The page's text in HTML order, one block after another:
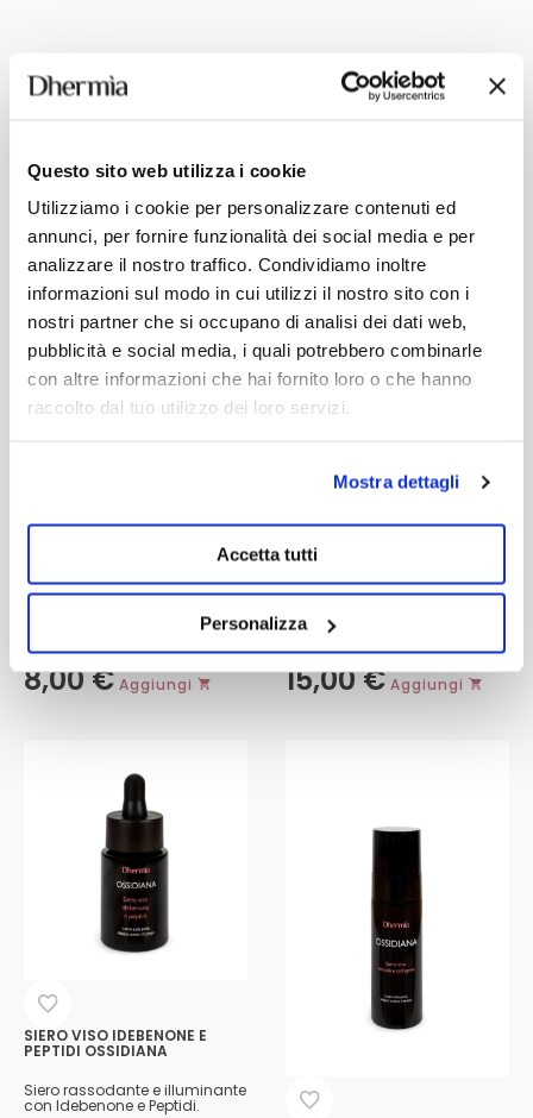
Questo sito web utilizza i cookie
Utilizziamo i cookie per personalizzare contenuti ed
annunci, per fornire funzionalità dei social media e per
analizzare il nostro traffico. Condividiamo inoltre
informazioni sul modo in cui utilizzi il nostro sito con i
nostri partner che si occupano di analisi dei dati web,
pubblicità e social media, i quali potrebbero combinarle
con altre informazioni che hai fornito loro o che hanno
raccolto dal tuo utilizzo dei loro servizi.
Mostra dettagli
Accetta tutti
Personalizza
Niacinamide, Acido Ialuronico,
Estratto di Opuntia e Acqua di
8,00€ Aggiungi
STRUCCANTE BIFASICO
15,00€ Aggiungi
SIERO VISO IDEBENONE E
PEPTIDI OSSIDIANA
Siero rassodante e illuminante
con Idebenone e Peptidi.